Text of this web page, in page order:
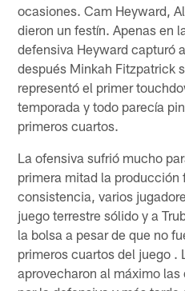
ocasiones. Cam Heyward,
dieron un festín. Apenas en
defensiva Heyward capturó
después Minkah Fitzpatrick
representó el primer
temporada y todo parecía
primeros cuartos.
La ofensiva sufrió mucho
primera mitad la producción
consistencia, varios
juego terrestre sólido y a
la bolsa a pesar de que no
primeros cuartos del juego .
aprovecharon al máximo